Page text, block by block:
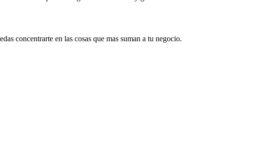
concentrarte en las cosas que mas suman a tu negocio.